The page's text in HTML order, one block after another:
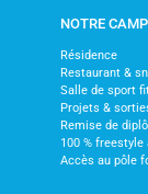
NOTRE
Résidence
Restaurant &
Salle de sport
Projets &
Remise de
100 %
Accès au pôle